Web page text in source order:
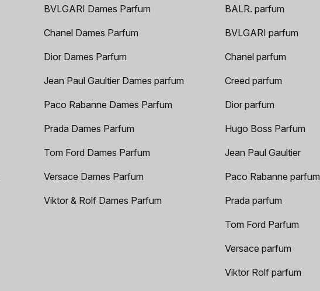
BVLGARI Dames Parfum
Chanel Dames Parfum
Dior Dames Parfum
Jean Paul Gaultier Dames parfum
Paco Rabanne Dames Parfum
Prada Dames Parfum
Tom Ford Dames Parfum
Versace Dames Parfum
Viktor & Rolf Dames Parfum
BALR. parfum
BVLGARI parfum
Chanel parfum
Creed parfum
Dior parfum
Hugo Boss Parfum
Jean Paul Gaultier
Paco Rabanne parfum
Prada parfum
Tom Ford Parfum
Versace parfum
Viktor Rolf parfum